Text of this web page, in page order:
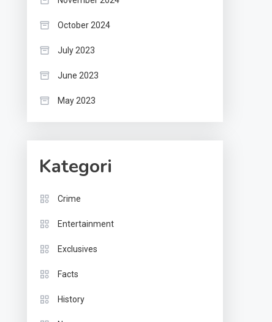
October 2024
July 2023
June 2023
May 2023
Kategori
Crime
Entertainment
Exclusives
Facts
History